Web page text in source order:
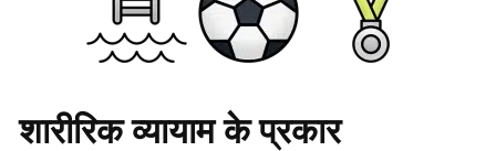
शारीरिक व्यायाम के प्रकार